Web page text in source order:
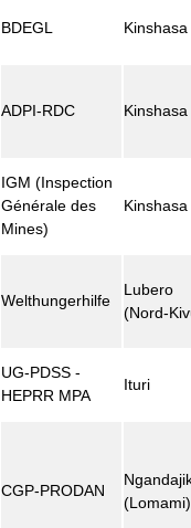
BDEGL Kinshasa
ADPI-RDC Kinshasa
IGM (Inspection
Générale des
Mines)
Kinshasa
Welthungerhilfe
Lubero
(Nord-
UG-PDSS -
HEPRR MPA
Ituri
CGP-PRODAN
(Lomami)